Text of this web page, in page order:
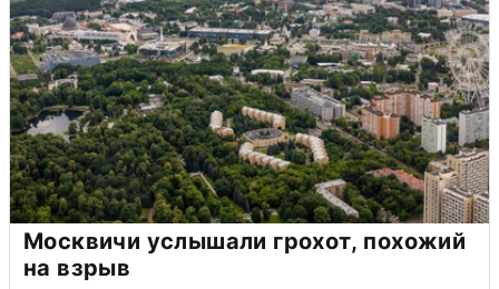
Москвичи услышали грохот, похожий
на взрыв